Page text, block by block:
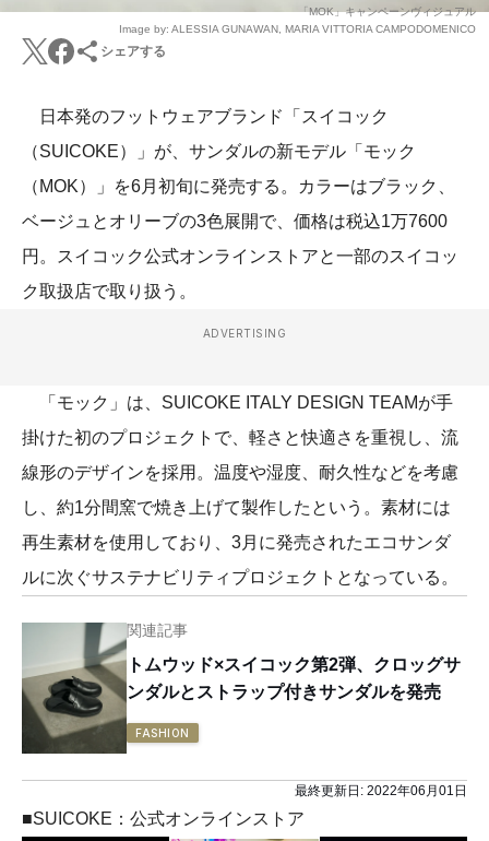
「MOK」キャンペーンヴィジュアル
Image by: ALESSIA GUNAWAN, MARIA VITTORIA CAMPODOMENICO
シェアする
日本発のフットウェアブランド「スイコック
（SUICOKE）」が、サンダルの新モデル「モック
（MOK）」を6月初旬に発売する。カラーはブラック、
ベージュとオリーブの3色展開で、価格は税込1万7600
円。スイコック公式オンラインストアと一部のスイコッ
ク取扱店で取り扱う。
ADVERTISING
「モック」は、SUICOKE ITALY DESIGN TEAMが手
掛けた初のプロジェクトで、軽さと快適さを重視し、流
線形のデザインを採用。温度や湿度、耐久性などを考慮
し、約1分間窯で焼き上げて製作したという。素材には
再生素材を使用しており、3月に発売されたエコサンダ
ルに次ぐサステナビリティプロジェクトとなっている。
関連記事
トムウッド×スイコック第2弾、クロッグサ
ンダルとストラップ付きサンダルを発売
FASHION
最終更新日: 2022年06月01日
■SUICOKE：公式オンラインストア